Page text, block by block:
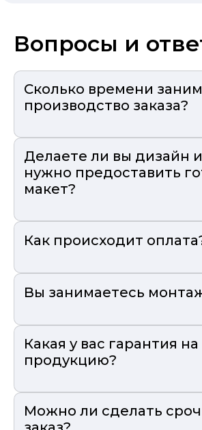
Вопросы и
Сколько времени
производство заказа?
Делаете ли вы дизайн
нужно предоставить
макет?
Как происходит
Вы занимаетесь
Какая у вас гарантия на
продукцию?
Можно ли сделать